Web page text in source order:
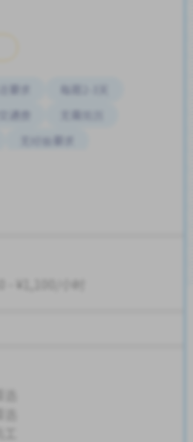
要求
每周2-3天
通费
无需简历
无经验要求
- ¥1,100/小时